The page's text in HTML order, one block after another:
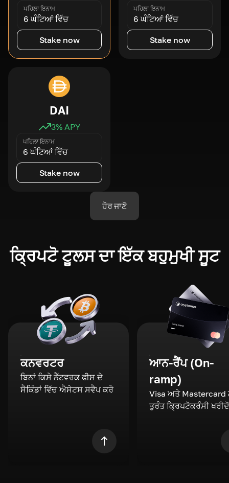
ਪਹਿਲਾ ਇਨਾਮ
6 ਘੰਟਿਆਂ ਵਿੱਚ
Stake now
ਪਹਿਲਾ ਇਨਾਮ
6 ਘੰਟਿਆਂ ਵਿੱਚ
Stake now
DAI
3% APY
ਪਹਿਲਾ ਇਨਾਮ
6 ਘੰਟਿਆਂ ਵਿੱਚ
Stake now
ਹੋਰ ਜਾਣੋ
ਕ੍ਰਿਪਟੋ ਟੂਲਸ ਦਾ ਇੱਕ ਬਹੁਮੁਖੀ ਸੂਟ
ਕਨਵਰਟਰ
ਬਿਨਾਂ ਕਿਸੇ ਨੈੱਟਵਰਕ ਫੀਸ ਦੇ
ਸੈਕਿੰਡਾਂ ਵਿੱਚ ਐਸੇਟਸ ਸਵੈਪ ਕਰੋ
ਆਨ-ਰੈਂਪ (On-
ramp)
Visa ਅਤੇ Mastercard
ਤੁਰੰਤ ਕ੍ਰਿਪਟੋਕਰੰਸੀ ਖਰੀਦੋ